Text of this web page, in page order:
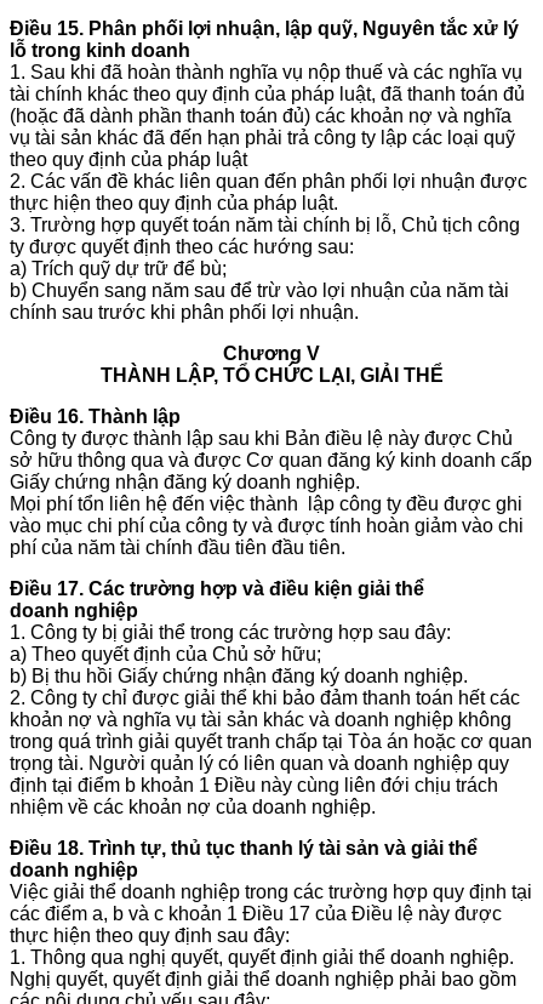
Điều 15. Phân phối lợi nhuận, lập quỹ, Nguyên tắc xử lý
lỗ trong kinh doanh
1. Sau khi đã hoàn thành nghĩa vụ nộp thuế và các nghĩa vụ
tài chính khác theo quy định của pháp luật, đã thanh toán đủ
(hoặc đã dành phần thanh toán đủ) các khoản nợ và nghĩa
vụ tài sản khác đã đến hạn phải trả công ty lập các loại quỹ
theo quy định của pháp luật
2. Các vấn đề khác liên quan đến phân phối lợi nhuận được
thực hiện theo quy định của pháp luật.
3. Trường hợp quyết toán năm tài chính bị lỗ, Chủ tịch công
ty được quyết định theo các hướng sau:
a) Trích quỹ dự trữ để bù;
b) Chuyển sang năm sau để trừ vào lợi nhuận của năm tài
chính sau trước khi phân phối lợi nhuận.
Chương V
THÀNH LẬP, TỔ CHỨC LẠI, GIẢI THỂ
Điều 16. Thành lập
Công ty được thành lập sau khi Bản điều lệ này được Chủ
sở hữu thông qua và được Cơ quan đăng ký kinh doanh cấp
Giấy chứng nhận đăng ký doanh nghiệp.
Mọi phí tổn liên hệ đến việc thành lập công ty đều được ghi
vào mục chi phí của công ty và được tính hoàn giảm vào chi
phí của năm tài chính đầu tiên đầu tiên.
Điều 17. Các trường hợp và điều kiện giải thể
doanh nghiệp
1. Công ty bị giải thể trong các trường hợp sau đây:
a) Theo quyết định của Chủ sở hữu;
b) Bị thu hồi Giấy chứng nhận đăng ký doanh nghiệp.
2. Công ty chỉ được giải thể khi bảo đảm thanh toán hết các
khoản nợ và nghĩa vụ tài sản khác và doanh nghiệp không
trong quá trình giải quyết tranh chấp tại Tòa án hoặc cơ quan
trọng tài. Người quản lý có liên quan và doanh nghiệp quy
định tại điểm b khoản 1 Điều này cùng liên đới chịu trách
nhiệm về các khoản nợ của doanh nghiệp.
Điều 18. Trình tự, thủ tục thanh lý tài sản và giải thể
doanh nghiệp
Việc giải thể doanh nghiệp trong các trường hợp quy định tại
các điểm a, b và c khoản 1 Điều 17 của Điều lệ này được
thực hiện theo quy định sau đây:
1. Thông qua nghị quyết, quyết định giải thể doanh nghiệp.
Nghị quyết, quyết định giải thể doanh nghiệp phải bao gồm